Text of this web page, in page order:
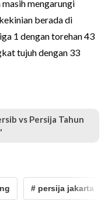
mengarungi
berada di
1 dengan torehan 43
tujuh dengan 33
vs Persija Tahun
# persija jakarta